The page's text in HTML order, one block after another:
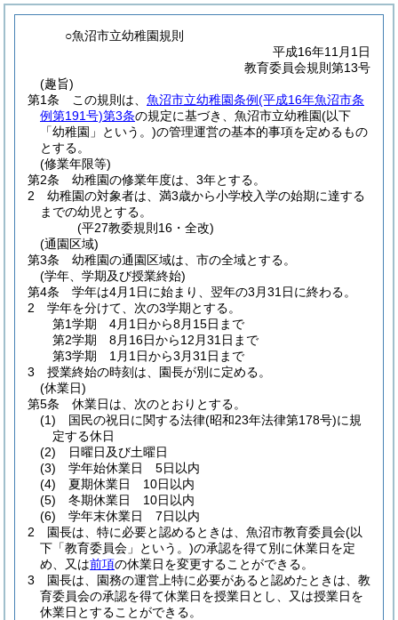
○魚沼市立幼稚園規則
平成16年11月1日
教育委員会規則第13号
(趣旨)
第1条
この規則は、 魚沼市立幼稚園条例(平成16年魚沼市条
例第191号)第3条の規定に基づき、魚沼市立幼稚園(以下
「幼稚園」という。)の管理運営の基本的事項を定めるもの
とする。
(修業年限等)
第2条
幼稚園の修業年度は、3年とする。
2
幼稚園の対象者は、満3歳から小学校入学の始期に達する
までの幼児とする。
(平27教委規則16・全改)
(通園区域)
第3条
幼稚園の通園区域は、市の全域とする。
(学年、学期及び授業終始)
第4条
学年は4月1日に始まり、翌年の3月31日に終わる。
2
学年を分けて、次の3学期とする。
第1学期 4月1日から8月15日まで
第2学期 8月16日から12月31日まで
第3学期 1月1日から3月31日まで
3
授業終始の時刻は、園長が別に定める。
(休業日)
第5条
休業日は、次のとおりとする。
(1)
国民の祝日に関する法律(昭和23年法律第178号)に規
定する休日
(2)
日曜日及び土曜日
(3)
学年始休業日 5日以内
(4)
夏期休業日 10日以内
(5)
冬期休業日 10日以内
(6)
学年末休業日 7日以内
2
園長は、特に必要と認めるときは、魚沼市教育委員会(以
下「教育委員会」という。)の承認を得て別に休業日を定
め、又は前項の休業日を変更することができる。
3
園長は、園務の運営上特に必要があると認めたときは、教
育委員会の承認を得て休業日を授業日とし、又は授業日を
休業日とすることができる。